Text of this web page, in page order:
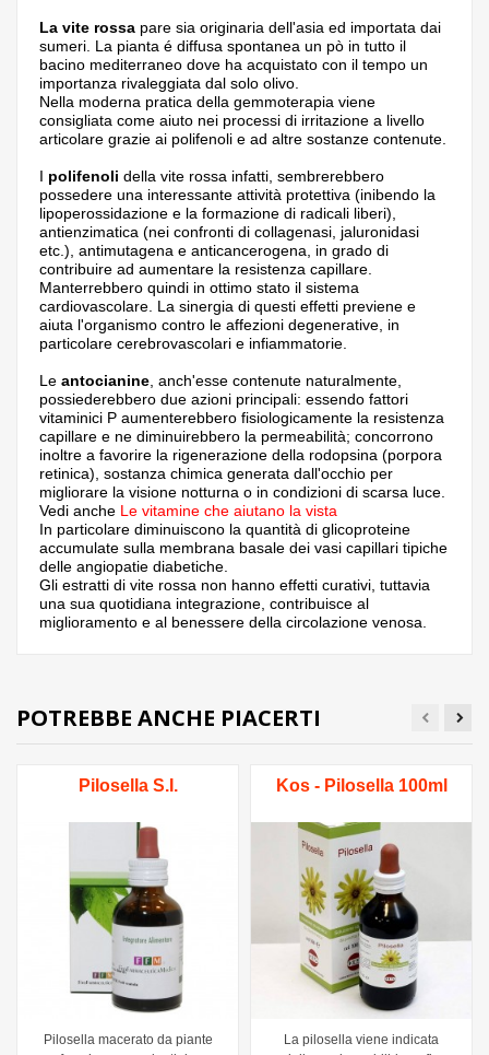
La vite rossa pare sia originaria dell'asia ed importata dai
sumeri. La pianta é diffusa spontanea un pò in tutto il
bacino mediterraneo dove ha acquistato con il tempo un
importanza rivaleggiata dal solo olivo.
Nella moderna pratica della gemmoterapia viene
consigliata come aiuto nei processi di irritazione a livello
articolare grazie ai polifenoli e ad altre sostanze contenute.
I polifenoli della vite rossa infatti, sembrerebbero
possedere una interessante attività protettiva (inibendo la
lipoperossidazione e la formazione di radicali liberi),
antienzimatica (nei confronti di collagenasi, jaluronidasi
etc.), antimutagena e anticancerogena, in grado di
contribuire ad aumentare la resistenza capillare.
Manterrebbero quindi in ottimo stato il sistema
cardiovascolare. La sinergia di questi effetti previene e
aiuta l'organismo contro le affezioni degenerative, in
particolare cerebrovascolari e infiammatorie.
Le antocianine , anch'esse contenute naturalmente,
possiederebbero due azioni principali: essendo fattori
vitaminici P aumenterebbero fisiologicamente la resistenza
capillare e ne diminuirebbero la permeabilità; concorrono
inoltre a favorire la rigenerazione della rodopsina (porpora
retinica), sostanza chimica generata dall'occhio per
migliorare la visione notturna o in condizioni di scarsa luce.
Vedi anche Le vitamine che aiutano la vista
In particolare diminuiscono la quantità di glicoproteine
accumulate sulla membrana basale dei vasi capillari tipiche
delle angiopatie diabetiche.
Gli estratti di vite rossa non hanno effetti curativi, tuttavia
una sua quotidiana integrazione, contribuisce al
miglioramento e al benessere della circolazione venosa.
POTREBBE ANCHE PIACERTI
Pilosella S.I.
Pilosella macerato da piante
Kos - Pilosella 100ml
La pilosella viene indicata